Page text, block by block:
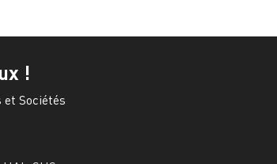
!
et Sociétés